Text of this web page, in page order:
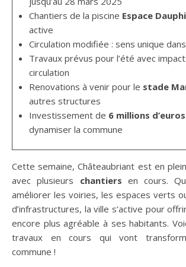
Chantiers de la piscine Espace
active
Circulation modifiée : sens unique
Travaux prévus pour l’été avec
circulation
Renovations à venir pour le stade
autres structures
Investissement de 6 millions d’euros
dynamiser la commune
Cette semaine, Châteaubriant est en
avec plusieurs chantiers en cours.
améliorer les voiries, les espaces verts
d’infrastructures, la ville s’active pour
encore plus agréable à ses habitants.
travaux en cours qui vont
commune !